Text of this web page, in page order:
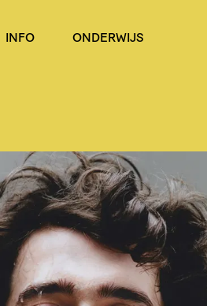
INFO ONDERWIJS